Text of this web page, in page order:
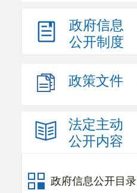
政府信息
公开制度
政策文件
法定主动
公开内容
政府信息公开目录